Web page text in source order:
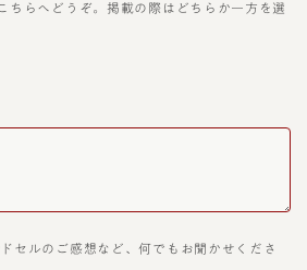
ちらへどうぞ。掲載の際はどちらか一方を選
セルのご感想など、何でもお聞かせくださ